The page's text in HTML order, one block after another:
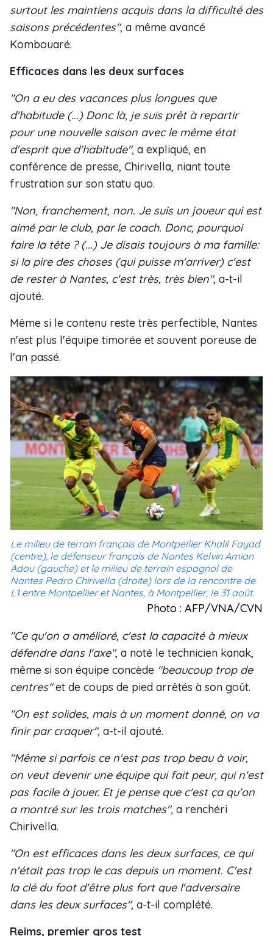
surtout les maintiens acquis dans la difficulté des
saisons précédentes", a même avancé
Kombouaré.
Efficaces dans les deux surfaces
"On a eu des vacances plus longues que
d'habitude (...) Donc là, je suis prêt à repartir
pour une nouvelle saison avec le même état
d'esprit que d'habitude", a expliqué, en
conférence de presse, Chirivella, niant toute
frustration sur son statu quo.
"Non, franchement, non. Je suis un joueur qui est
aimé par le club, par le coach. Donc, pourquoi
faire la tête ? (...) Je disais toujours à ma famille:
si la pire des choses (qui puisse m'arriver) c'est
de rester à Nantes, c'est très, très bien", a-t-il
ajouté.
Même si le contenu reste très perfectible, Nantes
n'est plus l'équipe timorée et souvent poreuse de
l'an passé.
Le milieu de terrain français de Montpellier Khalil Fayad
(centre), le défenseur français de Nantes Kelvin Amian
Adou (gauche) et le milieu de terrain espagnol de
Nantes Pedro Chirivella (droite) lors de la rencontre de
L1 entre Montpellier et Nantes, à Montpellier, le 31 août.
Photo : AFP/VNA/CVN
"Ce qu'on a amélioré, c'est la capacité à mieux
défendre dans l'axe", a noté le technicien kanak,
même si son équipe concède "beaucoup trop de
centres"et de coups de pied arrêtés à son goût.
"On est solides, mais à un moment donné, on va
finir par craquer", a-t-il ajouté.
"Même si parfois ce n'est pas trop beau à voir,
on veut devenir une équipe qui fait peur, qui n'est
pas facile à jouer. Et je pense que c'est ça qu'on
a montré sur les trois matches", a renchéri
Chirivella.
"On est efficaces dans les deux surfaces, ce qui
n'était pas trop le cas depuis un moment. C'est
la clé du foot d'être plus fort que l'adversaire
dans les deux surfaces", a-t-il complété.
Reims, premier gros test